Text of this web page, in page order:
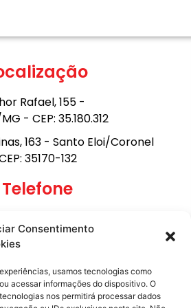
Consentimento
usamos tecnologias como
acessar informações do dispositivo. O
nos permitirá processar dados
Rafael, 155 -
- CEP: 35.180.312
163 - Santo Eloi/Coronel
35170-132
Telefone
(31) 99795-6921
E-mail